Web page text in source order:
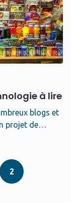
à lire
blogs et
projet de…
2